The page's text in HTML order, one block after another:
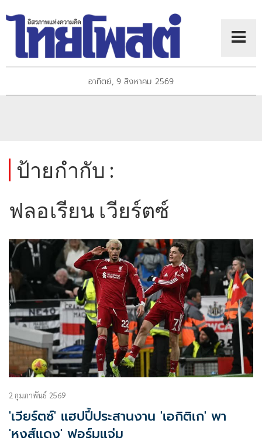
อาทิตย์, 9 สิงหาคม 2569
ป้ายกำกับ :
ฟลอเรียน เวียร์ตซ์
2 กุมภาพันธ์ 2569
'เวียร์ตซ์' แฮปปี้ประสานงาน 'เอกิติเก' พา
'หงส์แดง' ฟอร์มแจ่ม